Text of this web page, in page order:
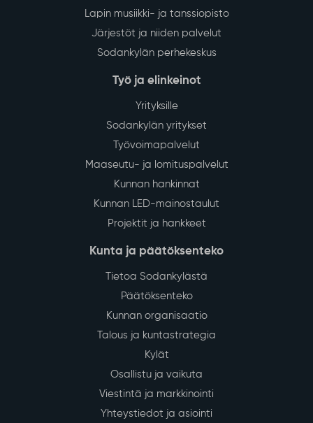
Lapin musiikki- ja tanssiopisto
Järjestöt ja niiden palvelut
Sodankylän perhekeskus
Työ ja elinkeinot
Yrityksille
Sodankylän yritykset
Työvoimapalvelut
Maaseutu- ja lomituspalvelut
Kunnan hankinnat
Kunnan LED-mainostaulut
Projektit ja hankkeet
Kunta ja päätöksenteko
Tietoa Sodankylästä
Päätöksenteko
Kunnan organisaatio
Talous ja kuntastrategia
Kylät
Osallistu ja vaikuta
Viestintä ja markkinointi
Yhteystiedot ja asiointi